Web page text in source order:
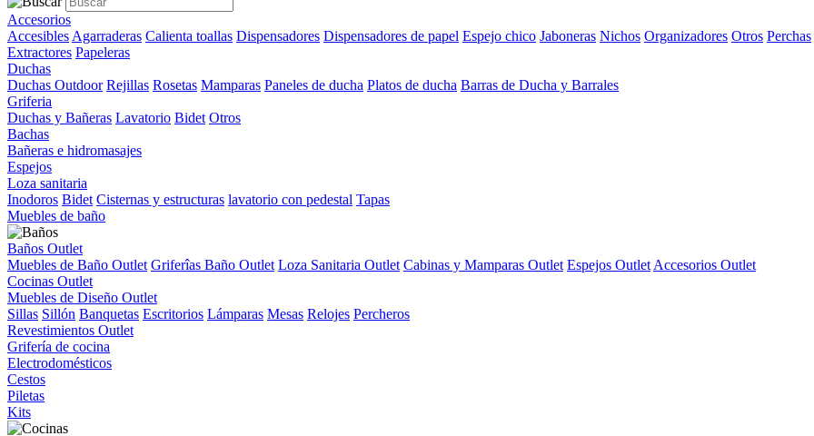
Accesorios
Accesibles Agarraderas Calienta toallas Dispensadores Dispensadores de papel Espejo chico Jaboneras Nichos Organizadores Otros Perchas
Extractores Papeleras
Duchas
Duchas Outdoor Rejillas Rosetas Mamparas Paneles de ducha Platos de ducha Barras de Ducha y Barrales
Griferia
Duchas y Bañeras Lavatorio Bidet Otros
Bachas
Bañeras e hidromasajes
Espejos
Loza sanitaria
Inodoros Bidet Cisternas y estructuras lavatorio con pedestal Tapas
Muebles de baño
Baños Outlet
Muebles de Baño Outlet Griferîas Baño Outlet Loza Sanitaria Outlet Cabinas y Mamparas Outlet Espejos Outlet Accesorios Outlet
Cocinas Outlet
Muebles de Diseño Outlet
Sillas Sillón Banquetas Escritorios Lámparas Mesas Relojes Percheros
Revestimientos Outlet
Grifería de cocina
Electrodomésticos
Cestos
Piletas
Kits